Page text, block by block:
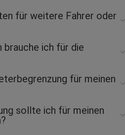
für weitere Fahrer oder
brauche ich für die
für meinen
sollte ich für meinen